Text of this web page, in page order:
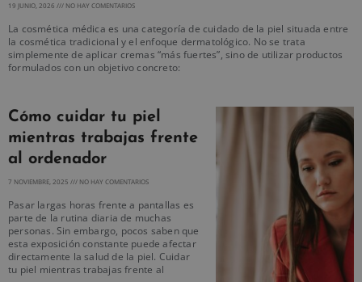
19 JUNIO, 2026 NO HAY COMENTARIOS
La cosmética médica es una categoría de cuidado de la piel situada entre
la cosmética tradicional y el enfoque dermatológico. No se trata
simplemente de aplicar cremas “más fuertes”, sino de utilizar productos
formulados con un objetivo concreto:
Cómo cuidar tu piel
mientras trabajas frente
al ordenador
7 NOVIEMBRE, 2025 NO HAY COMENTARIOS
Pasar largas horas frente a pantallas es
parte de la rutina diaria de muchas
personas. Sin embargo, pocos saben que
esta exposición constante puede afectar
directamente la salud de la piel. Cuidar
tu piel mientras trabajas frente al